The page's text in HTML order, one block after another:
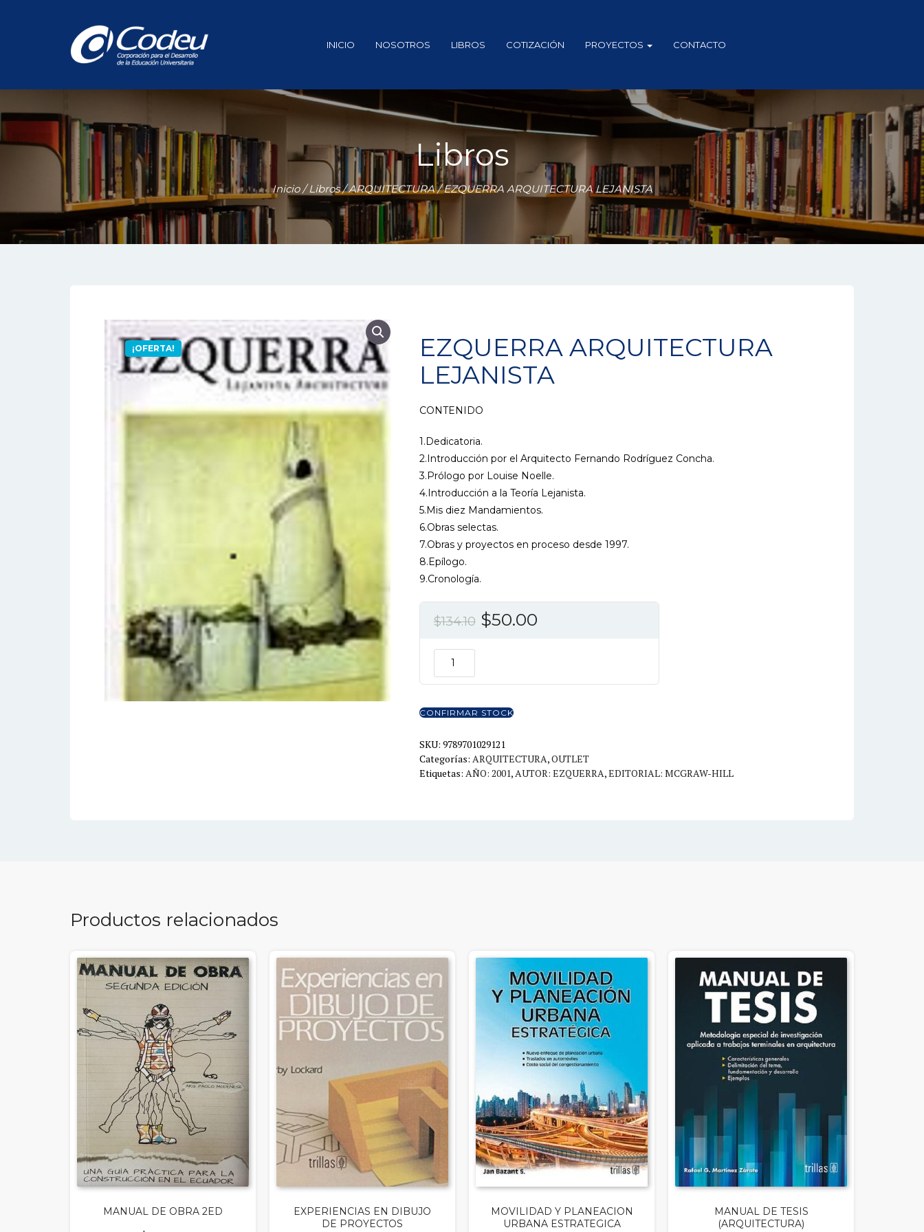
INICIO NOSOTROS LIBROS COTIZACIÓN PROYECTOS CONTACTO
Libros
Inicio/Libros/ARQUITECTURA/ EZQUERRA ARQUITECTURA LEJANISTA
¡OFERTA!
EZQUERRA ARQUITECTURA
LEJANISTA
CONTENIDO
1.Dedicatoria.
2.Introducción por el Arquitecto Fernando Rodríguez Concha.
3.Prólogo por Louise Noelle.
4.Introducción a la Teoría Lejanista.
5.Mis diez Mandamientos.
6.Obras selectas.
7.Obras y proyectos en proceso desde 1997.
8.Epílogo.
9.Cronología.
$134.10 El
era:
$50.00El
es:
EZQUERRA
ARQUITECTURA
cantidad
CONFIRMAR STOCK
SKU: 9789701029121
Categorías: ARQUITECTURA,OUTLET
Etiquetas: AÑO: 2001,AUTOR: EZQUERRA,EDITORIAL: MCGRAW-HILL
Productos relacionados
MANUAL DE OBRA 2ED
EXPERIENCIAS EN DIBUJO
DE PROYECTOS
MOVILIDAD Y PLANEACION
URBANA ESTRATEGICA
MANUAL DE TESIS
(ARQUITECTURA)